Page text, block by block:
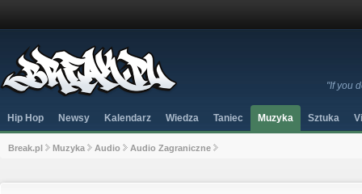
"If you
Hip Hop Newsy Kalendarz Wiedza Taniec Muzyka Sztuka
Break.pl Muzyka Audio Audio Zagraniczne